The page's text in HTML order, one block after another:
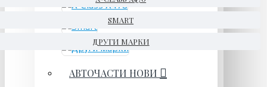
SMART
ДРУГИ МАРКИ
АВТОЧАСТИ НОВИ